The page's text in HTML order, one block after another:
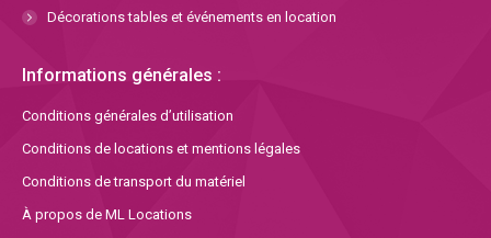
Décorations tables et événements en location
Informations générales :
Conditions générales d’utilisation
Conditions de locations et mentions légales
Conditions de transport du matériel
À propos de ML Locations